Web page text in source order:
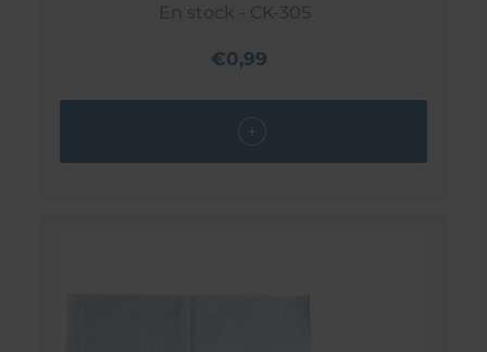
En stock - CK-305
€0,99